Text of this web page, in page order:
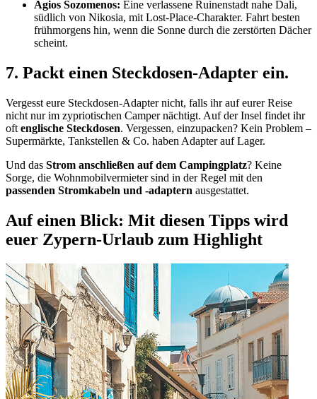
Agios Sozomenos: Eine verlassene Ruinenstadt nahe Dali,
südlich von Nikosia, mit Lost-Place-Charakter. Fahrt besten
frühmorgens hin, wenn die Sonne durch die zerstörten Dächer
scheint.
7. Packt einen Steckdosen-Adapter ein.
Vergesst eure Steckdosen-Adapter nicht, falls ihr auf eurer Reise
nicht nur im zypriotischen Camper nächtigt. Auf der Insel findet ihr
oft englische Steckdosen. Vergessen, einzupacken? Kein Problem –
Supermärkte, Tankstellen & Co. haben Adapter auf Lager.
Und das Strom anschließen auf dem Campingplatz? Keine
Sorge, die Wohnmobilvermieter sind in der Regel mit den
passenden Stromkabeln und -adaptern ausgestattet.
Auf einen Blick: Mit diesen Tipps wird
euer Zypern-Urlaub zum Highlight